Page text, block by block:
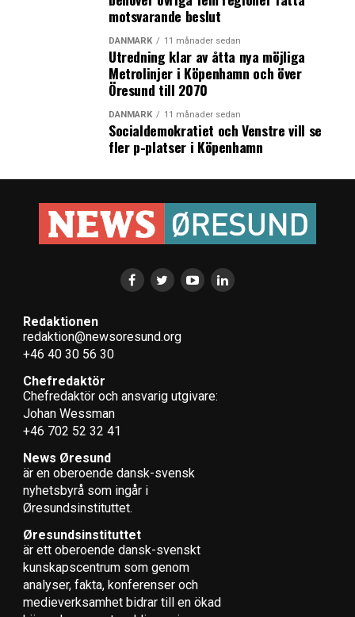
Läs News Øresunds veckobrev v. 22
motsvarande beslut
DANMARK 11 månader sedan
Utredning klar av åtta nya möjliga
Metrolinjer i Köpenhamn och över
Öresund till 2070
DANMARK 11 månader sedan
Socialdemokratiet och Venstre vill se
fler p-platser i Köpenhamn
Redaktionen
redaktion@newsoresund.org
+46 40 30 56 30
Chefredaktör
Chefredaktör och ansvarig utgivare:
Johan Wessman
+46 702 52 32 41
News Øresund
är en oberoende dansk-svensk
nyhets­byrå som ingår i
Øresundsinstituttet.
Øresundsinstituttet
är ett oberoende dansk-svenskt
kunskapscentrum som genom
analyser, fakta, konferenser och
medieverksamhet bidrar till en ökad